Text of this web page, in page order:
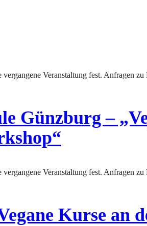
Günzburg –
Kurse an